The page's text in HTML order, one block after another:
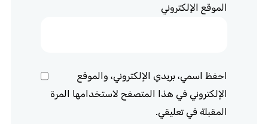
الموقع الإلكتروني
احفظ اسمي، بريدي الإلكتروني، والموقع
الإلكتروني في هذا المتصفح لاستخدامها المرة
المقبلة في تعليقي.